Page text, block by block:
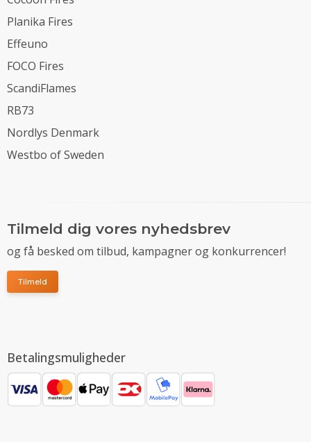
Planika Fires
Effeuno
FOCO Fires
ScandiFlames
RB73
Nordlys Denmark
Westbo of Sweden
Tilmeld dig vores nyhedsbrev
og få besked om tilbud, kampagner og konkurrencer!
Tilmeld
Betalingsmuligheder